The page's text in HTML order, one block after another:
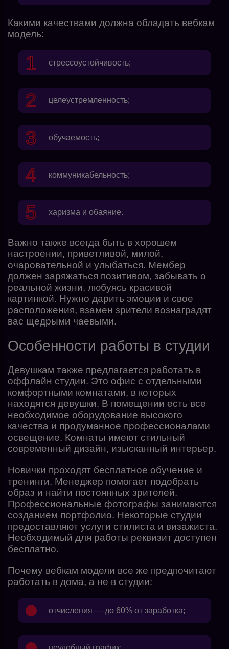
Какими качествами должна обладать вебкам
модель:
стрессоустойчивость;
целеустремленность;
обучаемость;
коммуникабельность;
харизма и обаяние.
Важно также всегда быть в хорошем
настроении, приветливой, милой,
очаровательной и улыбаться. Мембер
должен заряжаться позитивом, забывать о
реальной жизни, любуясь красивой
картинкой. Нужно дарить эмоции и свое
расположения, взамен зрители вознаградят
вас щедрыми чаевыми.
Особенности работы в студии
Девушкам также предлагается работать в
оффлайн студии. Это офис с отдельными
комфортными комнатами, в которых
находятся девушки. В помещении есть все
необходимое оборудование высокого
качества и продуманное профессионалами
освещение. Комнаты имеют стильный
современный дизайн, изысканный интерьер.
Новички проходят бесплатное обучение и
тренинги. Менеджер помогает подобрать
образ и найти постоянных зрителей.
Профессиональные фотографы занимаются
созданием портфолио. Некоторые студии
предоставляют услуги стилиста и визажиста.
Необходимый для работы реквизит доступен
бесплатно.
Почему вебкам модели все же предпочитают
работать в дома, а не в студии:
отчисления — до 60% от заработка;